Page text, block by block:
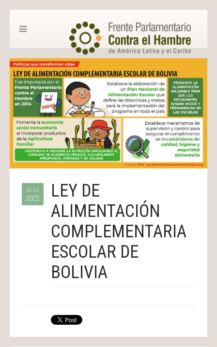
25 Jul
2023
LEY DE
ALIMENTACIÓN
COMPLEMENTARIA
ESCOLAR DE
BOLIVIA